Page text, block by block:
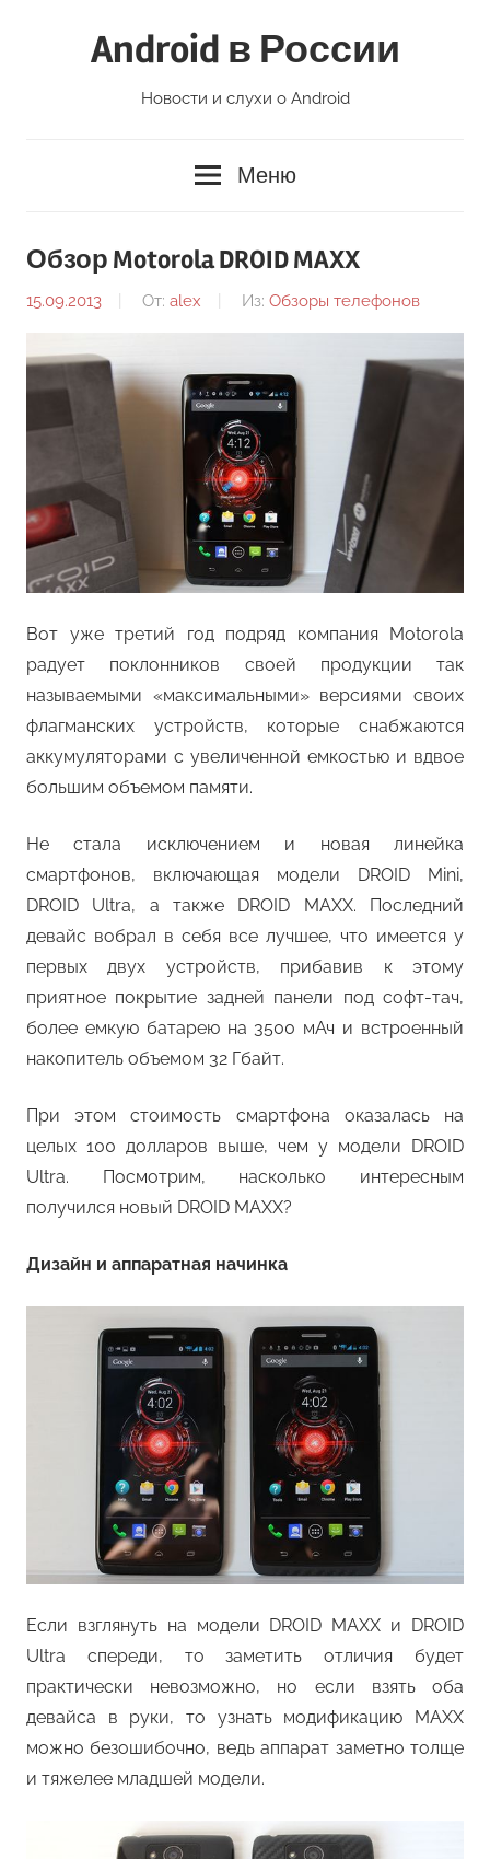
Android в России
Новости и слухи о Android
Меню
Обзор Motorola DROID MAXX
15.09.2013 От: alex Из: Обзоры телефонов
Вот уже третий год подряд компания Motorola
радует поклонников своей продукции так
называемыми «максимальными» версиями своих
флагманских устройств, которые снабжаются
аккумуляторами с увеличенной емкостью и вдвое
большим объемом памяти.
Не стала исключением и новая линейка
смартфонов, включающая модели DROID Mini,
DROID Ultra, а также DROID MAXX. Последний
девайс вобрал в себя все лучшее, что имеется у
первых двух устройств, прибавив к этому
приятное покрытие задней панели под софт-тач,
более емкую батарею на 3500 мАч и встроенный
накопитель объемом 32 Гбайт.
При этом стоимость смартфона оказалась на
целых 100 долларов выше, чем у модели DROID
Ultra. Посмотрим, насколько интересным
получился новый DROID MAXX?
Дизайн и аппаратная начинка
Если взглянуть на модели DROID MAXX и DROID
Ultra спереди, то заметить отличия будет
практически невозможно, но если взять оба
девайса в руки, то узнать модификацию MAXX
можно безошибочно, ведь аппарат заметно толще
и тяжелее младшей модели.